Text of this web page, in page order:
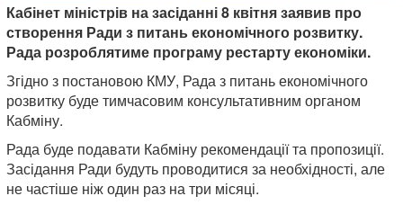
Кабінет міністрів на засіданні 8 квітня заявив про
створення Ради з питань економічного розвитку.
Рада розроблятиме програму рестарту економіки.
Згідно з постановою КМУ, Рада з питань економічного
розвитку буде тимчасовим консультативним органом
Кабміну.
Рада буде подавати Кабміну рекомендації та пропозиції.
Засідання Ради будуть проводитися за необхідності, але
не частіше ніж один раз на три місяці.